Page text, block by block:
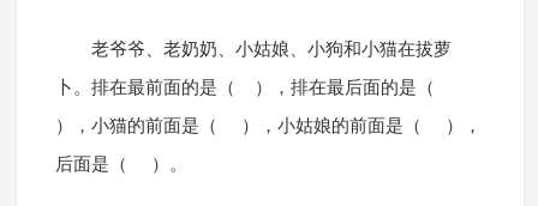
老爷爷、老奶奶、小姑娘、小狗和小猫在拔萝
卜。排在最前面的是（ ），排在最后面的是（
），小猫的前面是（ ），小姑娘的前面是（ ），
后面是（ ）。